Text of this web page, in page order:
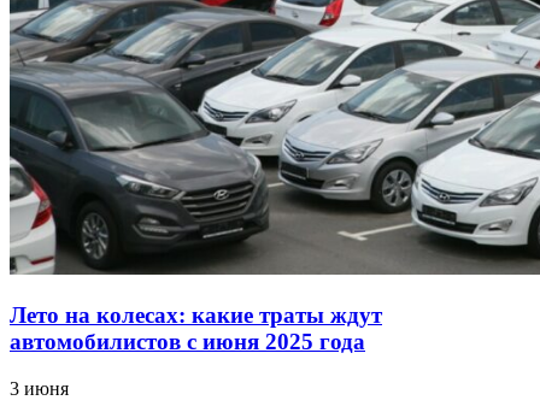
Лето на колесах: какие траты ждут
автомобилистов с июня 2025 года
3 июня